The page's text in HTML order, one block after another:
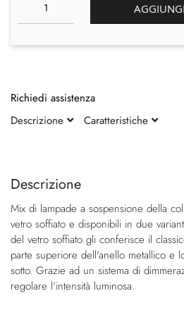
fine
galleria
di
immagini
della
di
immagini
Descrizione
Mix di lampade a sospensione della
vetro soffiato e disponibili in due
del vetro soffiato gli conferisce il
parte superiore dell'anello metallico e
sotto. Grazie ad un sistema di
regolare l'intensità luminosa.
Richiedi assistenza
Descrizione
Caratteristiche